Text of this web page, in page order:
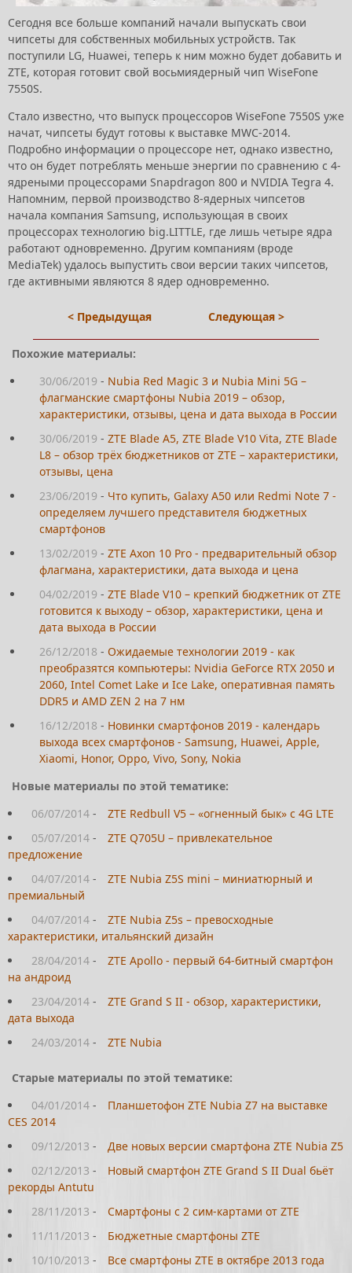
Сегодня все больше компаний начали выпускать свои
чипсеты для собственных мобильных устройств. Так
поступили LG, Huawei, теперь к ним можно будет добавить и
ZTE, которая готовит свой восьмиядерный чип WiseFone
7550S.
Стало известно, что выпуск процессоров WiseFone 7550S уже
начат, чипсеты будут готовы к выставке MWC-2014.
Подробно информации о процессоре нет, однако известно,
что он будет потреблять меньше энергии по сравнению с 4-
ядреными процессорами Snapdragon 800 и NVIDIA Tegra 4.
Напомним, первой производство 8-ядерных чипсетов
начала компания Samsung, использующая в своих
процессорах технологию big.LITTLE, где лишь четыре ядра
работают одновременно. Другим компаниям (вроде
MediaTek) удалось выпустить свои версии таких чипсетов,
где активными являются 8 ядер одновременно.
< Предыдущая Следующая >
Похожие материалы:
30/06/2019 - Nubia Red Magic 3 и Nubia Mini 5G –
флагманские смартфоны Nubia 2019 – обзор,
характеристики, отзывы, цена и дата выхода в России
30/06/2019 - ZTE Blade A5, ZTE Blade V10 Vita, ZTE Blade
L8 – обзор трёх бюджетников от ZTE – характеристики,
отзывы, цена
23/06/2019 - Что купить, Galaxy A50 или Redmi Note 7 -
определяем лучшего представителя бюджетных
смартфонов
13/02/2019 - ZTE Axon 10 Pro - предварительный обзор
флагмана, характеристики, дата выхода и цена
04/02/2019 - ZTE Blade V10 – крепкий бюджетник от ZTE
готовится к выходу – обзор, характеристики, цена и
дата выхода в России
26/12/2018 - Ожидаемые технологии 2019 - как
преобразятся компьютеры: Nvidia GeForce RTX 2050 и
2060, Intel Comet Lake и Ice Lake, оперативная память
DDR5 и AMD ZEN 2 на 7 нм
16/12/2018 - Новинки смартфонов 2019 - календарь
выхода всех смартфонов - Samsung, Huawei, Apple,
Xiaomi, Honor, Oppo, Vivo, Sony, Nokia
Новые материалы по этой тематике:
06/07/2014 -
ZTE Redbull V5 – «огненный бык» с 4G LTE
05/07/2014 -
ZTE Q705U – привлекательное
предложение
04/07/2014 -
ZTE Nubia Z5S mini – миниатюрный и
премиальный
04/07/2014 -
ZTE Nubia Z5s – превосходные
характеристики, итальянский дизайн
28/04/2014 -
ZTE Apollo - первый 64-битный смартфон
на андроид
23/04/2014 -
ZTE Grand S II - обзор, характеристики,
дата выхода
24/03/2014 - ZTE Nubia
Старые материалы по этой тематике:
04/01/2014 -
Планшетофон ZTE Nubia Z7 на выставке
CES 2014
09/12/2013 -
Две новых версии смартфона ZTE Nubia Z5
02/12/2013 -
Новый смартфон ZTE Grand S II Dual бьёт
рекорды Antutu
28/11/2013 -
Смартфоны с 2 сим-картами от ZTE
11/11/2013 -
Бюджетные смартфоны ZTE
10/10/2013 - Все смартфоны ZTE в октябре 2013 года